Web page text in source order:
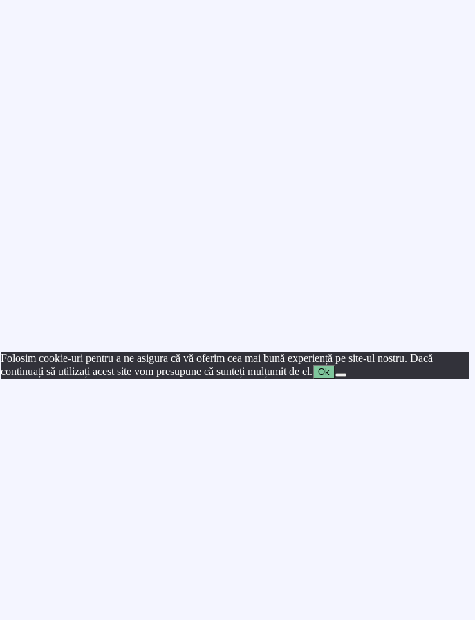
Folosim cookie-uri pentru a ne asigura că vă oferim cea mai bună experiență pe site-ul nostru. Dacă
continuați să utilizați acest site vom presupune că sunteți mulțumit de el. Ok